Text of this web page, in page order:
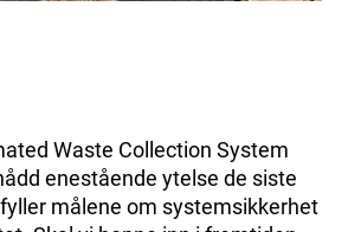
Waste Collection System
enestående ytelse de siste
målene om systemsikkerhet